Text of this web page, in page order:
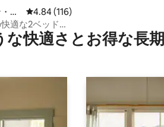
ア
レビュー116件、5つ星中4.84つ星
4.84 (116)
適な2ベッドル
な快⁠適⁠さ⁠とお⁠得⁠な長⁠